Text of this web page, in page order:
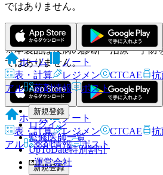
ではありません。
ホーム
ノート
表・計算
レジメン CTCAE 抗
アル
薬剤情報 ポスト
新規登録
ログイン
監修医師一覧
UpToDate特別割引
運営会社
※本製品は疾病の診断・治療・予防
ではありません。
ホーム
ノート
表・計算
レジメン CTCAE 抗
アル
薬剤情報 ポスト
新規登録